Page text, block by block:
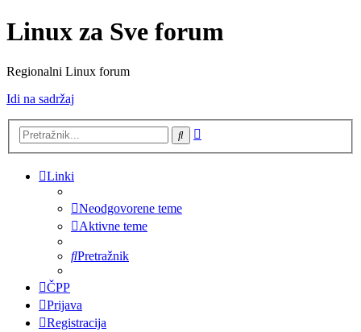
Linux za Sve forum
Regionalni Linux forum
Idi na sadržaj
Pretražnik
Linki
Neodgovorene teme
Aktivne teme
Pretražnik
ČPP
Prijava
Registracija